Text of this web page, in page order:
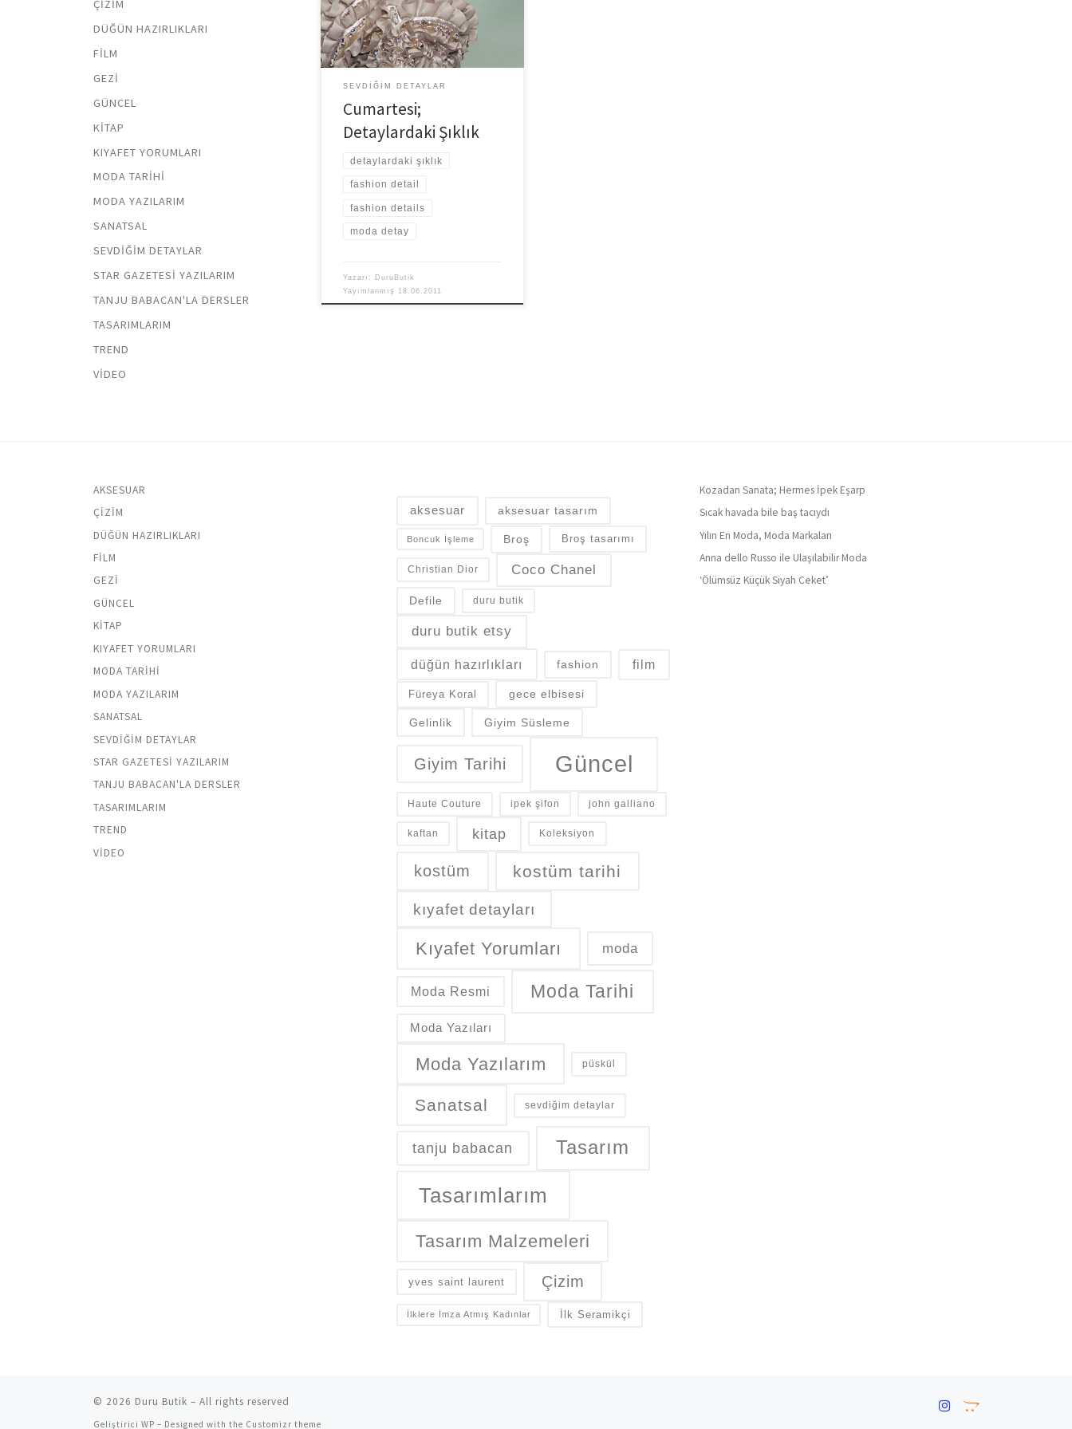
SEVDIĞIM DETAYLAR
Cumartesi;
Detaylardaki Şıklık
detaylardaki şıklık
fashion detail
fashion details
moda detay
Yazarı: DuruButik
Yayımlanmış 18.06.2011
ÇIZIM
DÜĞÜN HAZIRLIKLARI
FILM
GEZI
GÜNCEL
KITAP
KIYAFET YORUMLARI
MODA TARIHI
MODA YAZILARIM
SANATSAL
SEVDIĞIM DETAYLAR
STAR GAZETESI YAZILARIM
TANJU BABACAN'LA DERSLER
TASARIMLARIM
TREND
VIDEO
AKSESUAR
ÇIZIM
DÜĞÜN HAZIRLIKLARI
FILM
GEZI
GÜNCEL
KITAP
KIYAFET YORUMLARI
MODA TARIHI
MODA YAZILARIM
SANATSAL
SEVDIĞIM DETAYLAR
STAR GAZETESI YAZILARIM
TANJU BABACAN'LA DERSLER
TASARIMLARIM
TREND
VIDEO
aksesuar aksesuar tasarım
Boncuk İşleme Broş Broş tasarımı
Christian Dior Coco Chanel
Defile duru butik
duru butik etsy
düğün hazırlıkları fashion film
Füreya Koral gece elbisesi
Gelinlik Giyim Süsleme
Giyim Tarihi Güncel
Haute Couture ipek şifon john galliano
kaftan kitap Koleksiyon
kostüm kostüm tarihi
kıyafet detayları
Kıyafet Yorumları moda
Moda Resmi Moda Tarihi
Moda Yazıları
Moda Yazılarım püskül
Sanatsal sevdiğim detaylar
tanju babacan Tasarım
Tasarımlarım
Tasarım Malzemeleri
yves saint laurent Çizim
İlklere İmza Atmış Kadınlar İlk Seramikçi
Kozadan Sanata; Hermes İpek Eşarp
Sıcak havada bile baş tacıydı
Yılın En Moda, Moda Markaları
Anna dello Russo ile Ulaşılabilir Moda
‘Ölümsüz Küçük Siyah Ceket’
© 2026 Duru Butik – All rights reserved
Geliştirici WP – Designed with the Customizr theme